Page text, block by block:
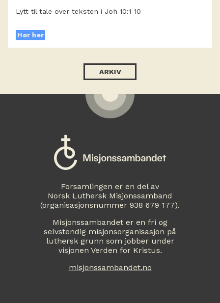
Lytt til tale over teksten i Joh 10:1-10
Hør her
ARKIV
Forsamlingen er en del av
Norsk Luthersk Misjonssamband
(organisasjonsnummer 938 679 177).
Misjonssambandet er en fri og
selvstendig misjonsorganisasjon på
luthersk grunn som jobber under
visjonen Verden for Kristus.
misjonssambandet.no